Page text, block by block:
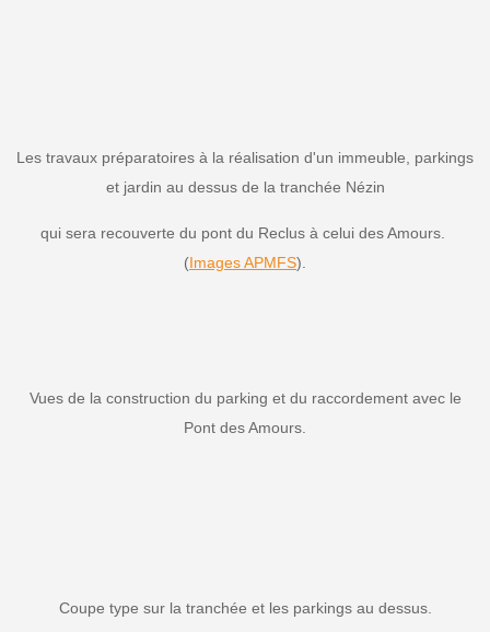
Les travaux préparatoires à la réalisation d'un immeuble, parkings
et jardin au dessus de la tranchée Nézin
qui sera recouverte du pont du Reclus à celui des Amours.
(Images APMFS).
Vues de la construction du parking et du raccordement avec le
Pont des Amours.
Coupe type sur la tranchée et les parkings au dessus.